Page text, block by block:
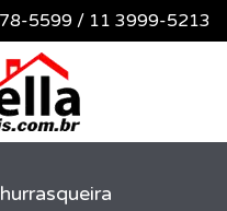
5599 / 11 3999-5213